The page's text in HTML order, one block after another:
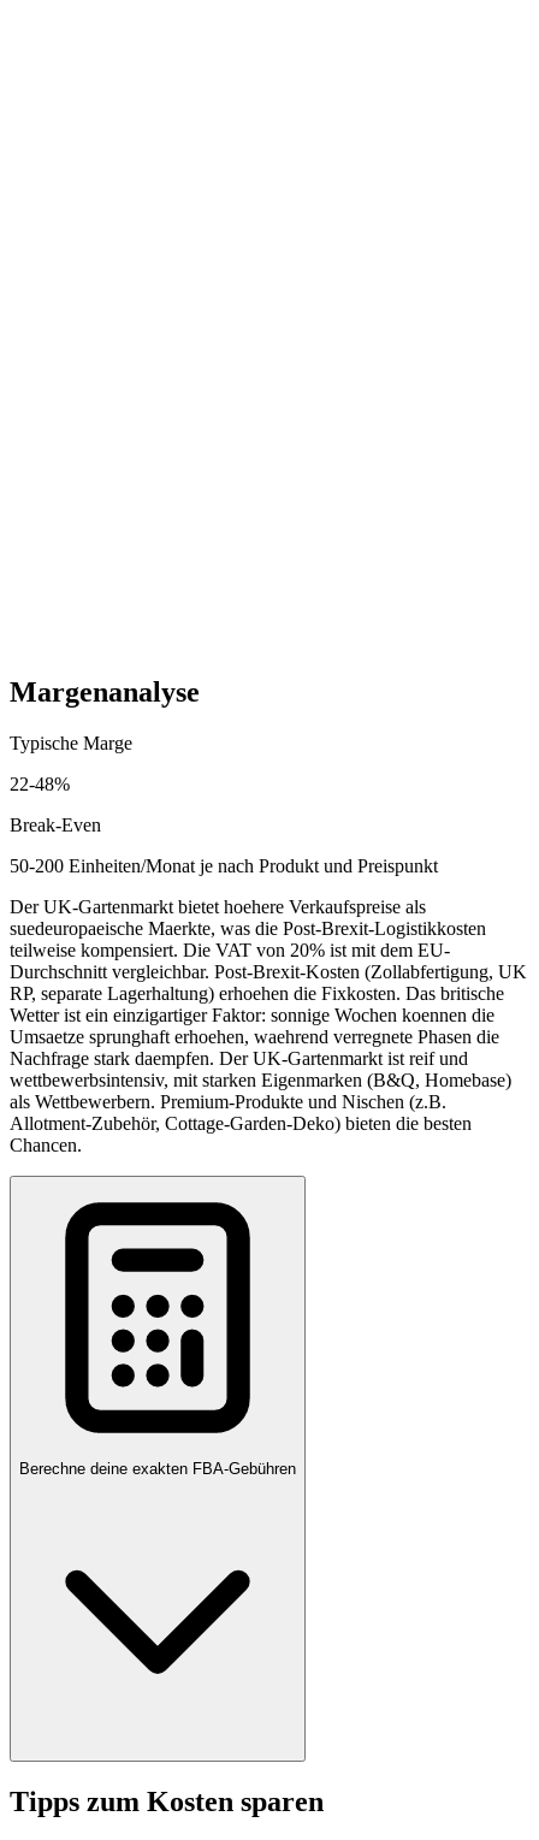
Margenanalyse
Typische Marge
22-48%
Break-Even
50-200 Einheiten/Monat je nach Produkt und Preispunkt
Der UK-Gartenmarkt bietet hoehere Verkaufspreise als
suedeuropaeische Maerkte, was die Post-Brexit-Logistikkosten
teilweise kompensiert. Die VAT von 20% ist mit dem EU-
Durchschnitt vergleichbar. Post-Brexit-Kosten (Zollabfertigung, UK
RP, separate Lagerhaltung) erhoehen die Fixkosten. Das britische
Wetter ist ein einzigartiger Faktor: sonnige Wochen koennen die
Umsaetze sprunghaft erhoehen, waehrend verregnete Phasen die
Nachfrage stark daempfen. Der UK-Gartenmarkt ist reif und
wettbewerbsintensiv, mit starken Eigenmarken (B&Q, Homebase)
als Wettbewerbern. Premium-Produkte und Nischen (z.B.
Allotment-Zubehör, Cottage-Garden-Deko) bieten die besten
Chancen.
Berechne deine exakten FBA-Gebühren
Tipps zum Kosten sparen